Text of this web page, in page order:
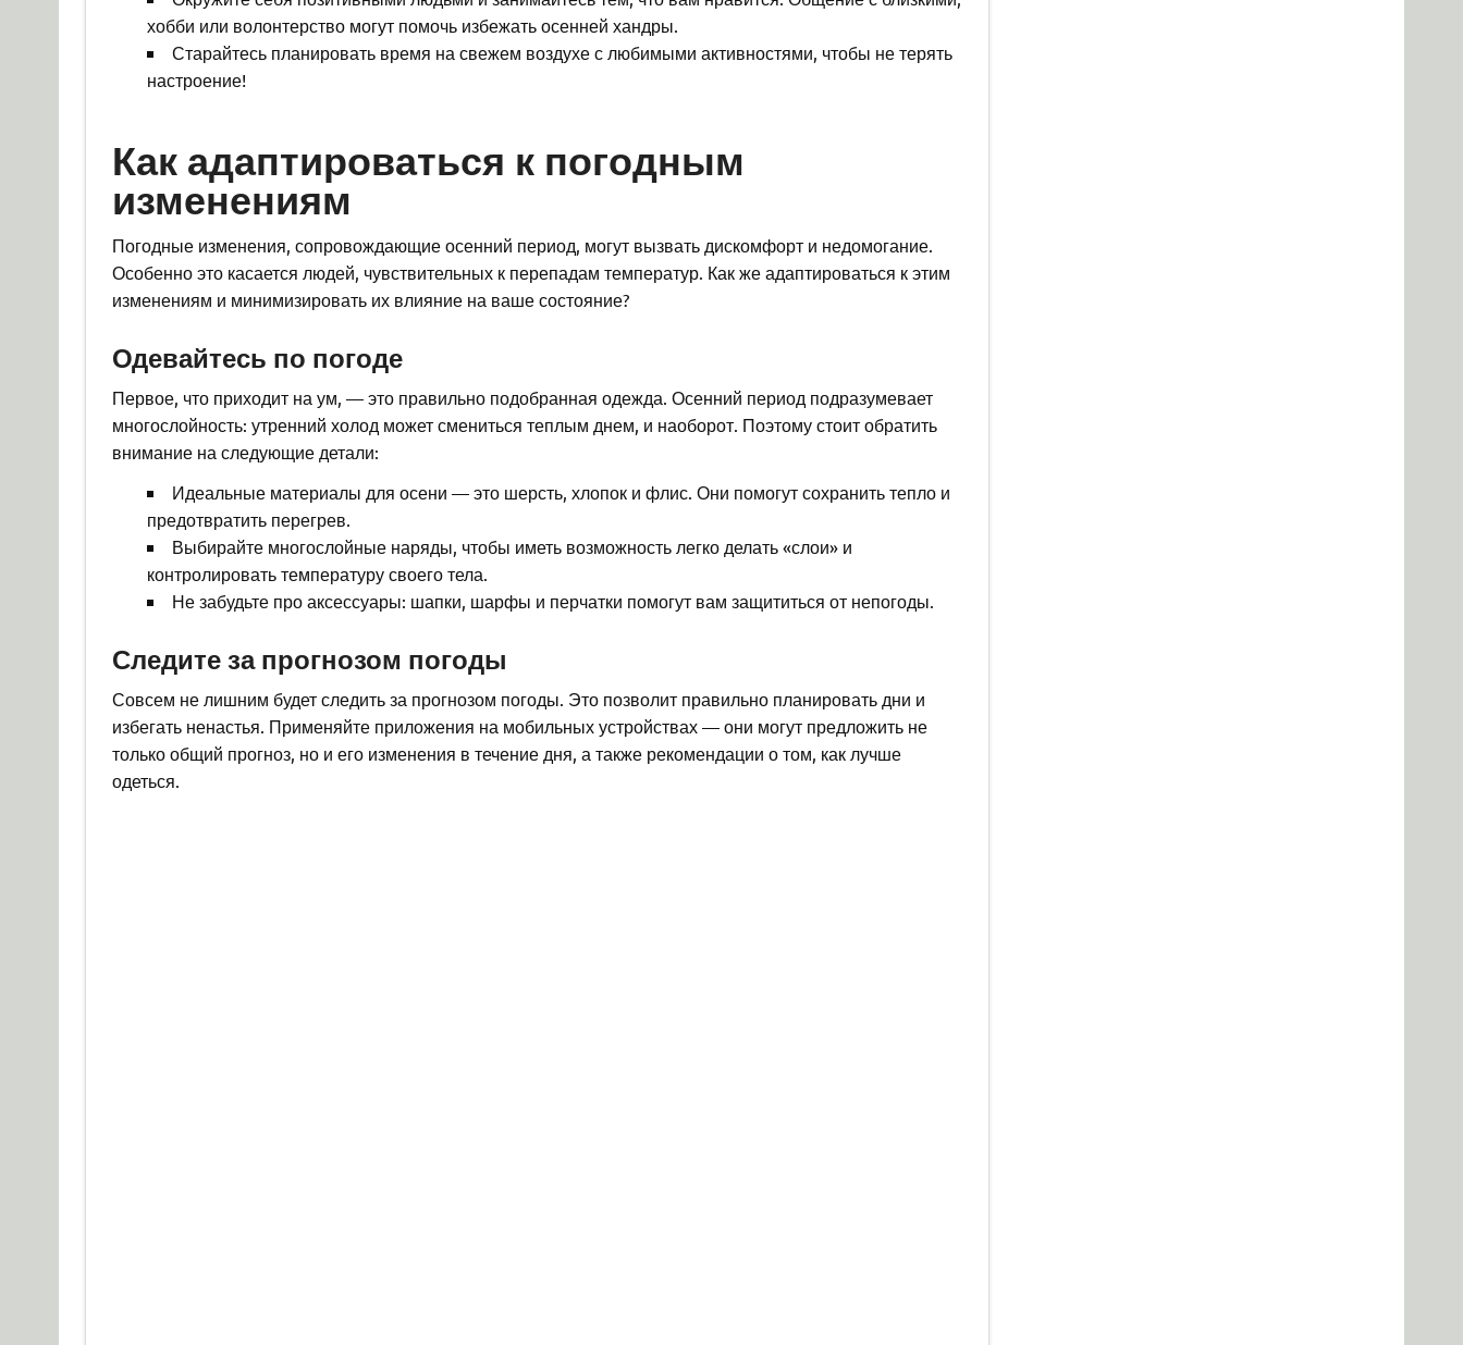
хобби или волонтерство могут помочь избежать осенней хандры.
Старайтесь планировать время на свежем воздухе с любимыми активностями, чтобы не терять
настроение!
Как адаптироваться к погодным
изменениям
Погодные изменения, сопровождающие осенний период, могут вызвать дискомфорт и недомогание.
Особенно это касается людей, чувствительных к перепадам температур. Как же адаптироваться к этим
изменениям и минимизировать их влияние на ваше состояние?
Одевайтесь по погоде
Первое, что приходит на ум, — это правильно подобранная одежда. Осенний период подразумевает
многослойность: утренний холод может смениться теплым днем, и наоборот. Поэтому стоит обратить
внимание на следующие детали:
Идеальные материалы для осени — это шерсть, хлопок и флис. Они помогут сохранить тепло и
предотвратить перегрев.
Выбирайте многослойные наряды, чтобы иметь возможность легко делать «слои» и
контролировать температуру своего тела.
Не забудьте про аксессуары: шапки, шарфы и перчатки помогут вам защититься от непогоды.
Следите за прогнозом погоды
Совсем не лишним будет следить за прогнозом погоды. Это позволит правильно планировать дни и
избегать ненастья. Применяйте приложения на мобильных устройствах — они могут предложить не
только общий прогноз, но и его изменения в течение дня, а также рекомендации о том, как лучше
одеться.